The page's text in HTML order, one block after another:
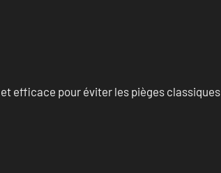
efficace pour éviter les pièges classiques